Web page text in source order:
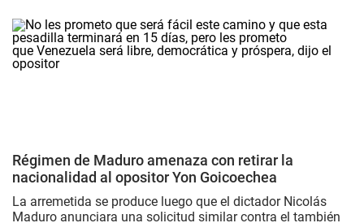
Régimen de Maduro amenaza con retirar la
nacionalidad al opositor Yon Goicoechea
La arremetida se produce luego que el dictador Nicolás
Maduro anunciara una solicitud similar contra el también